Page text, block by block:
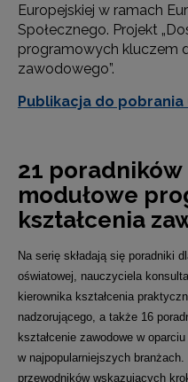
Europejskiej w ramach
Społecznego. Projekt
programowych kluczem
zawodowego”.
Publikacja do pobrania
21 poradników
modułowe
kształcenia
Na serię składają się poradniki
oświatowej, nauczyciela
kierownika kształcenia
nadzorującego, a także 16
kształcenie zawodowe w
w najpopularniejszych branżach.
przewodników wskazujących